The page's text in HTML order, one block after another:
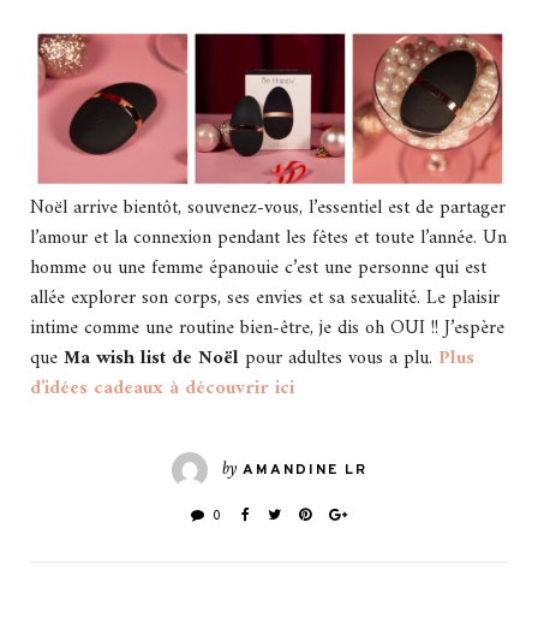
Noël arrive bientôt, souvenez-vous, l’essentiel est de partager
l’amour et la connexion pendant les fêtes et toute l’année. Un
homme ou une femme épanouie c’est une personne qui est
allée explorer son corps, ses envies et sa sexualité. Le plaisir
intime comme une routine bien-être, je dis oh OUI !! J’espère
queMa wish list de Noëlpour adultes vous a plu. Plus
d’idées cadeaux à découvrir ici
by AMANDINE LR
0